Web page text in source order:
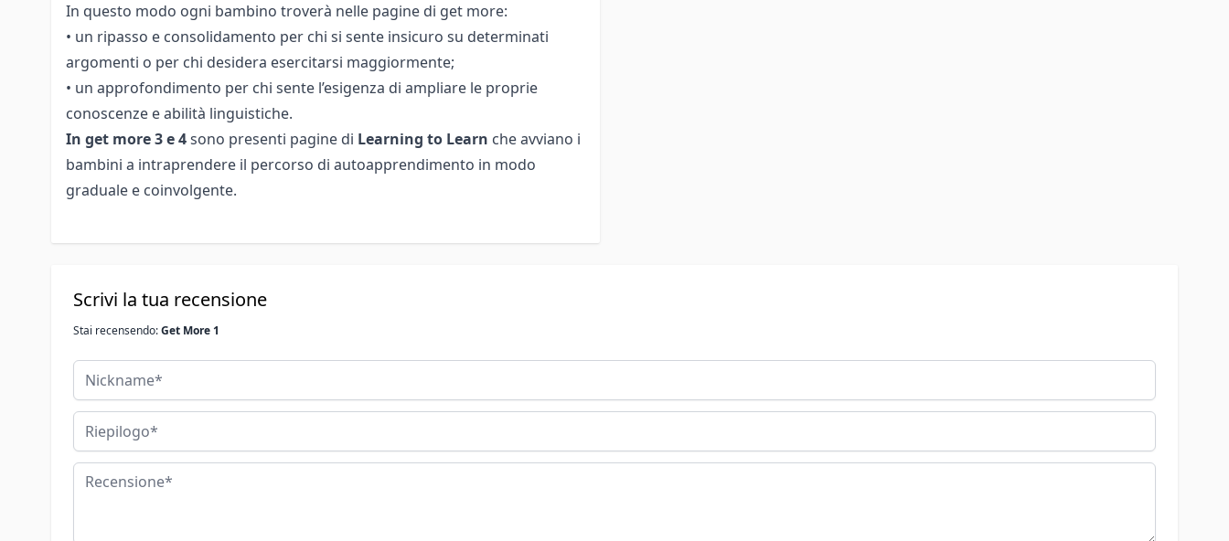
In questo modo ogni bambino troverà nelle pagine di get more:
• un ripasso e consolidamento per chi si sente insicuro su determinati
argomenti o per chi desidera esercitarsi maggiormente;
• un approfondimento per chi sente l’esigenza di ampliare le proprie
conoscenze e abilità linguistiche.
In get more 3 e 4sono presenti pagine di Learning to Learn che avviano i
bambini a intraprendere il percorso di autoapprendimento in modo
graduale e coinvolgente.
Scrivi la tua recensione
Stai recensendo:Get More 1
Nickname
Riepilogo
Recensione